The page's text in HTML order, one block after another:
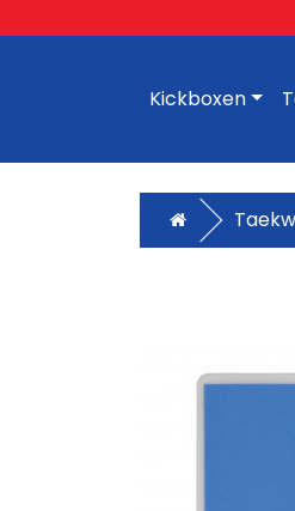
Kickboxen